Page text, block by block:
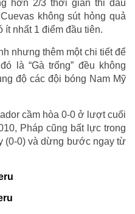
hơn 2/3 thời gian thi đấu
không sút hỏng quả
ít nhất 1 điểm đầu tiên.
nhưng thêm một chi tiết để
là “Gà trống” đều không
độ các đội bóng Nam Mỹ
cầm hòa 0-0 ở lượt cuối
Pháp cũng bất lực trong
(0-0) và dừng bước ngay từ